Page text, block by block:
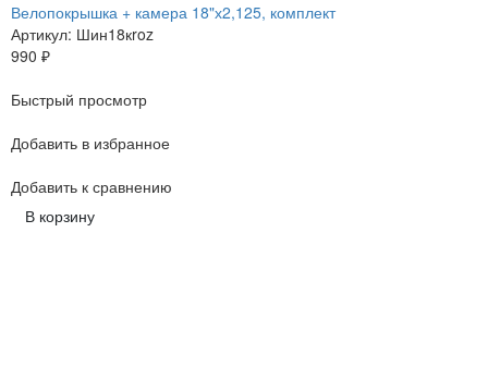
Велопокрышка + камера 18"х2,125, комплект
Артикул: Шин18кroz
990 ₽
Быстрый просмотр
Добавить в избранное
Добавить к сравнению
В корзину